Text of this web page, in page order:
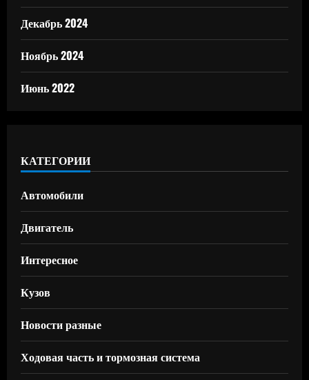
Декабрь 2024
Ноябрь 2024
Июнь 2022
КАТЕГОРИИ
Автомобили
Двигатель
Интересное
Кузов
Новости разные
Ходовая часть и тормозная система